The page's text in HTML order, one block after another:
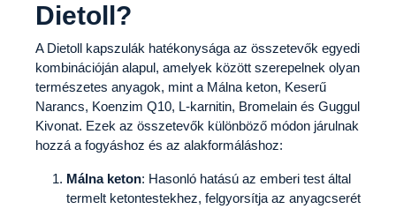
Dietoll?
A Dietoll kapszulák hatékonysága az összetevők egyedi
kombinációján alapul, amelyek között szerepelnek olyan
természetes anyagok, mint a Málna keton, Keserű
Narancs, Koenzim Q10, L-karnitin, Bromelain és Guggul
Kivonat. Ezek az összetevők különböző módon járulnak
hozzá a fogyáshoz és az alakformáláshoz:
Málna keton: Hasonló hatású az emberi test által
termelt ketontestekhez, felgyorsítja az anyagcserét